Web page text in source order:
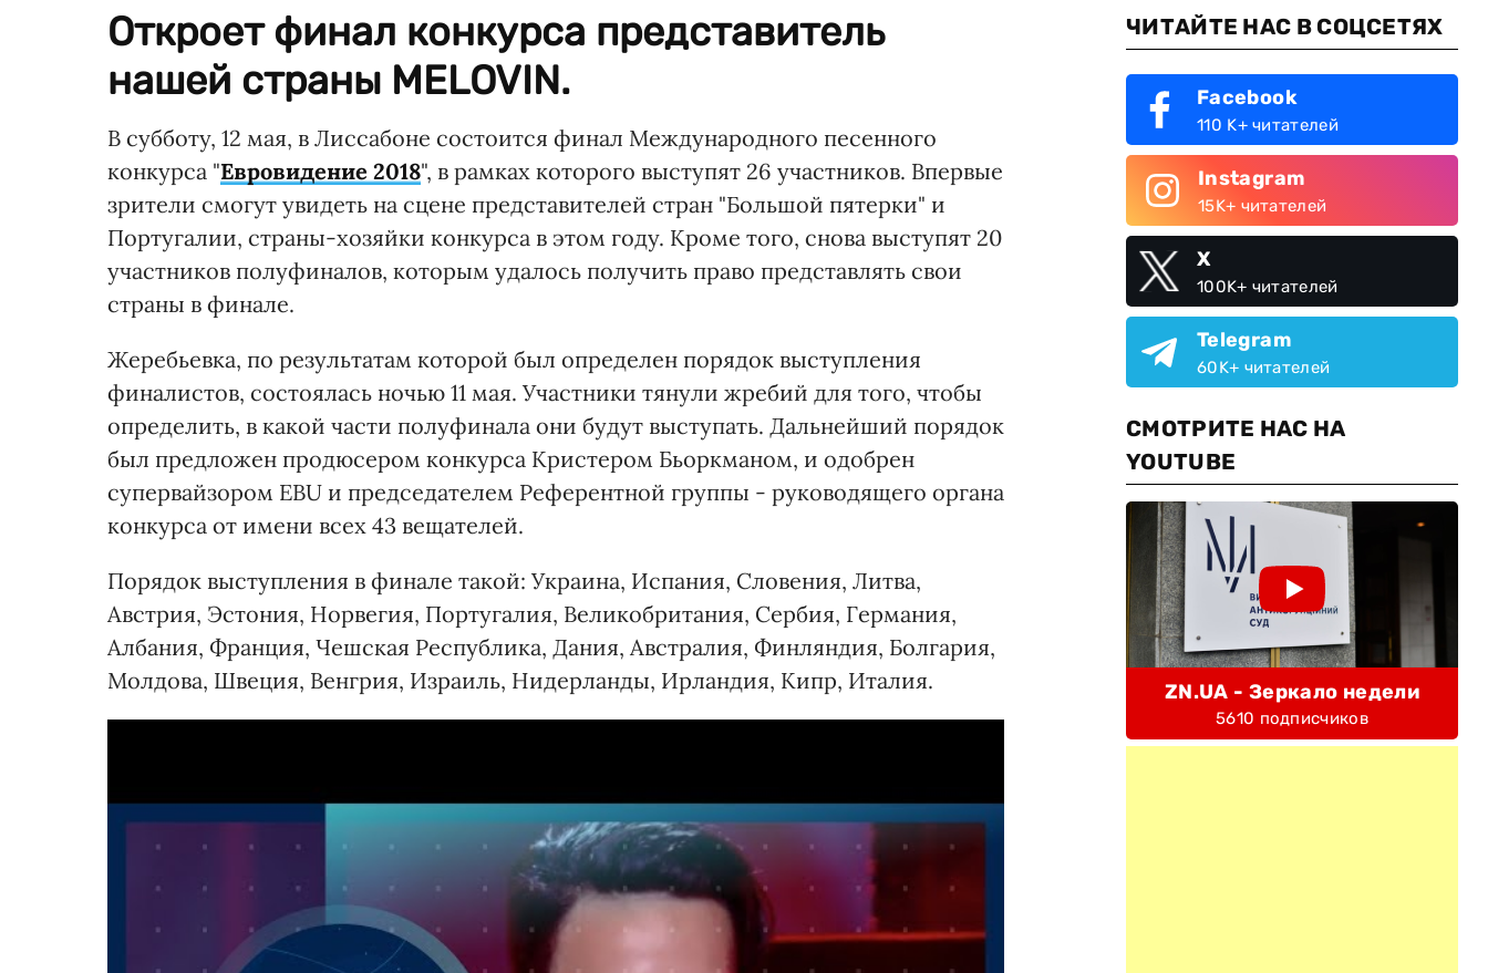
Откроет финал конкурса представитель
нашей страны MELOVIN.
В субботу, 12 мая, в Лиссабоне состоится финал Международного песенного
конкурса "Евровидение 2018", в рамках которого выступят 26 участников. Впервые
зрители смогут увидеть на сцене представителей стран "Большой пятерки" и
Португалии, страны-хозяйки конкурса в этом году. Кроме того, снова выступят 20
участников полуфиналов, которым удалось получить право представлять свои
страны в финале.
Жеребьевка, по результатам которой был определен порядок выступления
финалистов, состоялась ночью 11 мая. Участники тянули жребий для того, чтобы
определить, в какой части полуфинала они будут выступать. Дальнейший порядок
был предложен продюсером конкурса Кристером Бьоркманом, и одобрен
супервайзором EBU и председателем Референтной группы - руководящего органа
конкурса от имени всех 43 вещателей.
Порядок выступления в финале такой: Украина, Испания, Словения, Литва,
Австрия, Эстония, Норвегия, Португалия, Великобритания, Сербия, Германия,
Албания, Франция, Чешская Республика, Дания, Австралия, Финляндия, Болгария,
Молдова, Швеция, Венгрия, Израиль, Нидерланды, Ирландия, Кипр, Италия.
ЧИТАЙТЕ НАС В СОЦСЕТЯХ
Facebook
110 K+ читателей
Instagram
15K+ читателей
X
100K+ читателей
Telegram
60K+ читателей
СМОТРИТЕ НАС НА
YOUTUBE
ZN.UA - Зеркало недели
5610 подписчиков